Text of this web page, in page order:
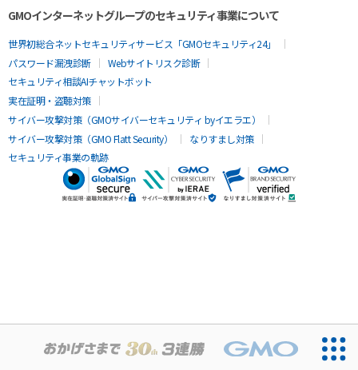
GMOインターネットグループのセキュリティ事業について
世界初総合ネットセキュリティサービス「GMOセキュリティ24」
パスワード漏洩診断
Webサイトリスク診断
セキュリティ相談AIチャットボット
実在証明・盗聴対策
サイバー攻撃対策（GMOサイバーセキュリティ byイエラエ）
サイバー攻撃対策（GMO Flatt Security）
なりすまし対策
セキュリティ事業の軌跡